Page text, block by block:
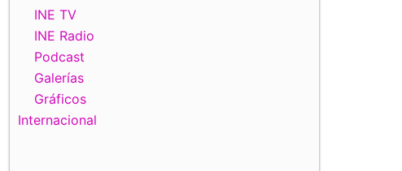
INE TV
INE Radio
Podcast
Galerías
Gráficos
Internacional